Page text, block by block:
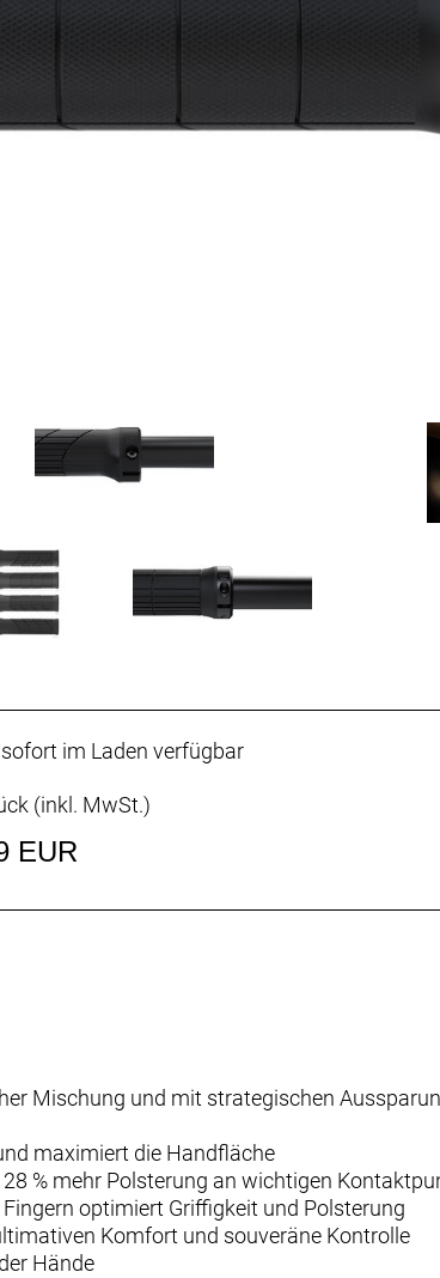
sofort im Laden verfügbar
(inkl. MwSt.)
EUR
Mischung und mit strategischen
maximiert die Handfläche
% mehr Polsterung an wichtigen
optimiert Griffigkeit und Polsterung
Komfort und souveräne Kontrolle
Hände